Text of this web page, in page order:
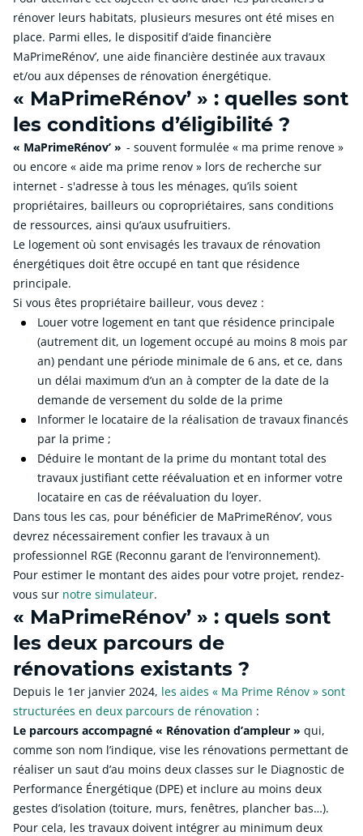
rénover leurs habitats, plusieurs mesures ont été mises en
place. Parmi elles, le dispositif d’aide financière
MaPrimeRénov’, une aide financière destinée aux travaux
et/ou aux dépenses de rénovation énergétique.
« MaPrimeRénov’ » : quelles sont
les conditions d’éligibilité ?
« MaPrimeRénov’ » - souvent formulée « ma prime renove »
ou encore « aide ma prime renov » lors de recherche sur
internet - s'adresse à tous les ménages, qu’ils soient
propriétaires, bailleurs ou copropriétaires, sans conditions
de ressources, ainsi qu’aux usufruitiers.
Le logement où sont envisagés les travaux de rénovation
énergétiques doit être occupé en tant que résidence
principale.
Si vous êtes propriétaire bailleur, vous devez :
Louer votre logement en tant que résidence principale
(autrement dit, un logement occupé au moins 8 mois par
an) pendant une période minimale de 6 ans, et ce, dans
un délai maximum d’un an à compter de la date de la
demande de versement du solde de la prime
Informer le locataire de la réalisation de travaux financés
par la prime ;
Déduire le montant de la prime du montant total des
travaux justifiant cette réévaluation et en informer votre
locataire en cas de réévaluation du loyer.
Dans tous les cas, pour bénéficier de MaPrimeRénov’, vous
devrez nécessairement confier les travaux à un
professionnel RGE (Reconnu garant de l’environnement).
Pour estimer le montant des aides pour votre projet, rendez-
vous sur notre simulateur.
« MaPrimeRénov’ » : quels sont
les deux parcours de
rénovations existants ?
Depuis le 1er janvier 2024, les aides « Ma Prime Rénov » sont
structurées en deux parcours de rénovation :
Le parcours accompagné « Rénovation d’ampleur » qui,
comme son nom l’indique, vise les rénovations permettant de
réaliser un saut d’au moins deux classes sur le Diagnostic de
Performance Énergétique (DPE) et inclure au moins deux
gestes d’isolation (toiture, murs, fenêtres, plancher bas…).
Pour cela, les travaux doivent intégrer au minimum deux